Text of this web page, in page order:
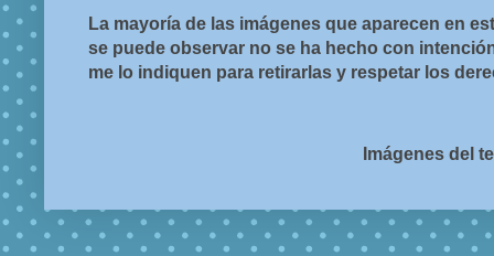
La mayoría de las imágenes que aparecen en
se puede observar no se ha hecho con
me lo indiquen para retirarlas y respetar los
Imágenes del